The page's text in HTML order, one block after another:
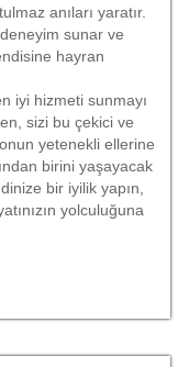
anıları yaratır.
sunar ve
hayran
iyi hizmeti sunmayı
sizi bu çekici ve
yetenekli ellerine
birini yaşayacak
bir iyilik yapın,
yolculuğuna